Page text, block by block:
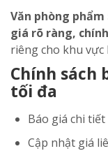
Văn phòng phẩm
giá rõ ràng,
riêng cho khu vực
Chính sách
tối đa
Báo giá chi
Cập nhật giá